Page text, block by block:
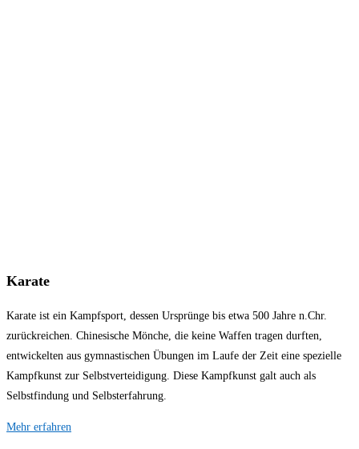
Karate
Karate ist ein Kampfsport, dessen Ursprünge bis etwa 500 Jahre n.Chr.
zurückreichen. Chinesische Mönche, die keine Waffen tragen durften,
entwickelten aus gymnastischen Übungen im Laufe der Zeit eine spezielle
Kampfkunst zur Selbstverteidigung. Diese Kampfkunst galt auch als
Selbstfindung und Selbsterfahrung.
Mehr erfahren